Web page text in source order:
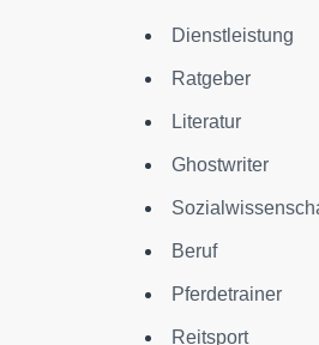
Dienstleistung
Ratgeber
Literatur
Ghostwriter
Beruf
Pferdetrainer
Reitsport